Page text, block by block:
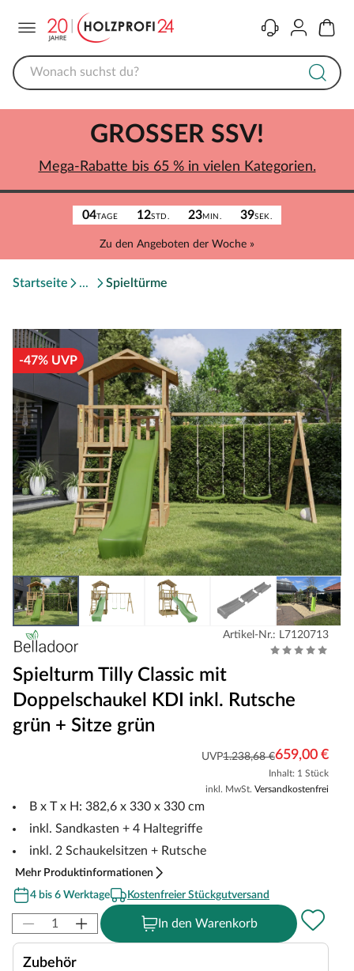
KontaktKonto
04TAGE 12STD. 23MIN. 39SEK.
Zu den Angeboten der Woche »
GROSSER SSV!
Mega-Rabatte bis 65 % in vielen Kategorien.
Startseite Spieltürme
-47% UVP
Artikel-Nr.: L7120713
Spielturm Tilly Classic mit
Doppelschaukel KDI inkl. Rutsche
grün + Sitze grün
UVP1.238,68 €659,00 €
Inhalt: 1 Stück
inkl. MwSt. Versandkostenfrei
B x T x H: 382,6 x 330 x 330 cm
inkl. Sandkasten + 4 Haltegriffe
inkl. 2 Schaukelsitzen + Rutsche
Mehr Produktinformationen
4 bis 6 Werktage
Kostenfreier Stückgutversand
In den Warenkorb
Zubehör